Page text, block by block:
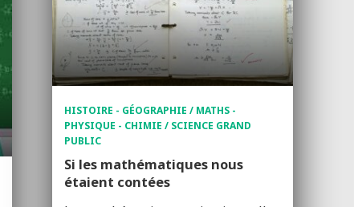
HISTOIRE - GÉOGRAPHIE / MATHS -
PHYSIQUE - CHIMIE / SCIENCE GRAND
PUBLIC
Si les mathématiques nous
étaient contées